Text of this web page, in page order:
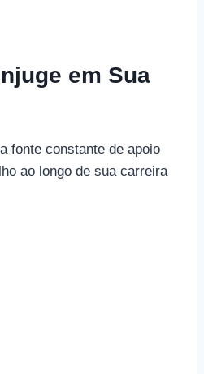
em Sua
fonte constante de apoio
ao longo de sua carreira